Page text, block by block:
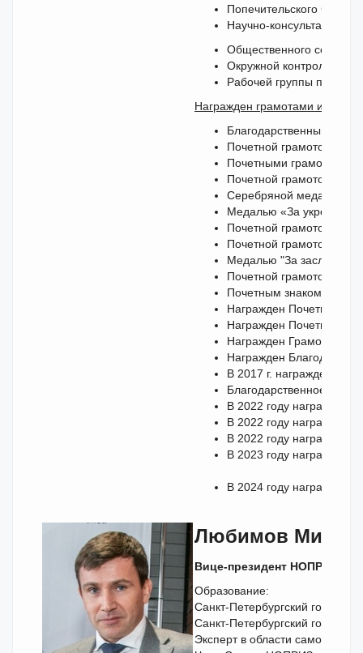
Попечительского
Научно-
Общественного совета
Окружной контрольной
Рабочей группы по
Награжден грамотами и
Благодарственным
Почетной грамотой
Почетными грамотами
Почетной грамотой
Серебряной медалью
Медалью «За
Почетной грамотой НОП
Почетной грамотой
Медалью "За заслуги в
Почетной грамотой
Почетным знаком
Награжден Почетной
Награжден Почетной
Награжден Грамотой
Награжден
В 2017 г. награжден
Благодарственное
В 2022 году награжден
В 2022 году награжден
В 2022 году награжден
В 2023 году награжден
В 2024 году награжден
Любимов
Вице-президент НОПРИЗ,
Образование:
Санкт-Петербургский
Санкт-Петербургский
Эксперт в области